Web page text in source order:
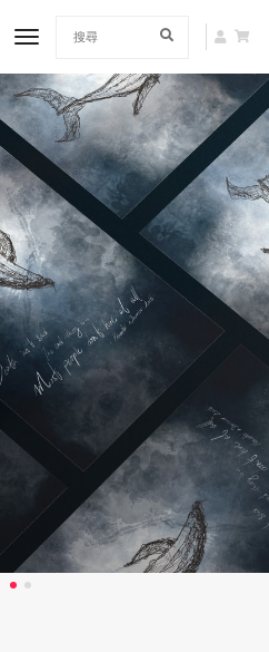
toggle navigation